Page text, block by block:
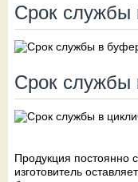
Срок
Срок службы
Продукция постоянно
изготовитель